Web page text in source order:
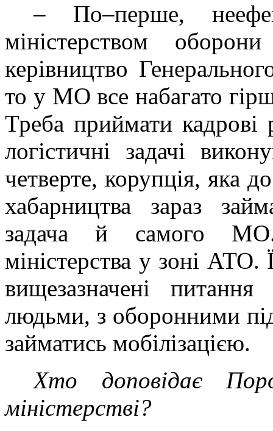
– По–перше,
міністерством
керівництво
то у МО все набагато
Треба приймати кадрові
логістичні задачі
четверте, корупція, яка
хабарництва зараз
задача й самого МО.
міністерства у зоні АТО.
вищезазначені
людьми, з оборонними
займатись мобілізацією.
Хто доповідає
міністерстві?